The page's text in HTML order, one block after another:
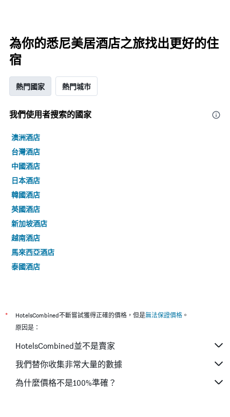
為你的悉尼美居酒店之旅找出更好的住
宿
熱門國家 熱門城市
我們使用者搜索的國家
澳洲酒店
台灣酒店
中國酒店
日本酒店
韓國酒店
英國酒店
新加坡酒店
越南酒店
馬來西亞酒店
泰國酒店
* HotelsCombined不斷嘗試獲得正確的價格，但是無法保證價格 。
原因是：
HotelsCombined並不是賣家
我們替你收集非常大量的數據
為什麼價格不是100%準確？